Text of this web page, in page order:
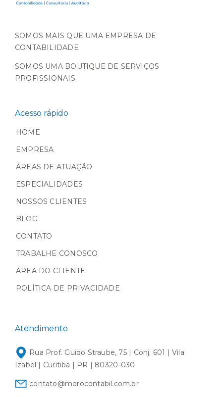
SOMOS MAIS QUE UMA EMPRESA DE
CONTABILIDADE
SOMOS UMA BOUTIQUE DE SERVIÇOS
PROFISSIONAIS.
Acesso rápido
HOME
EMPRESA
ÁREAS DE ATUAÇÃO
ESPECIALIDADES
NOSSOS CLIENTES
BLOG
CONTATO
TRABALHE CONOSCO
ÁREA DO CLIENTE
POLÍTICA DE PRIVACIDADE
Atendimento
Rua Prof. Guido Straube, 75 | Conj. 601 | Vila
Izabel | Curitiba | PR | 80320-030
contato@morocontabil.com.br